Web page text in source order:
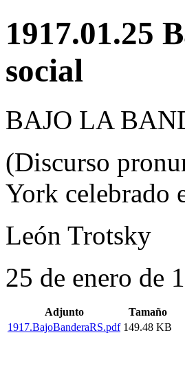
1917.01.25
social
BAJO LA
(Discurso
York celebrado
León Trotsky
25 de enero de
Adjunto
Tamaño
1917.BajoBanderaRS.pdf 149.48 KB